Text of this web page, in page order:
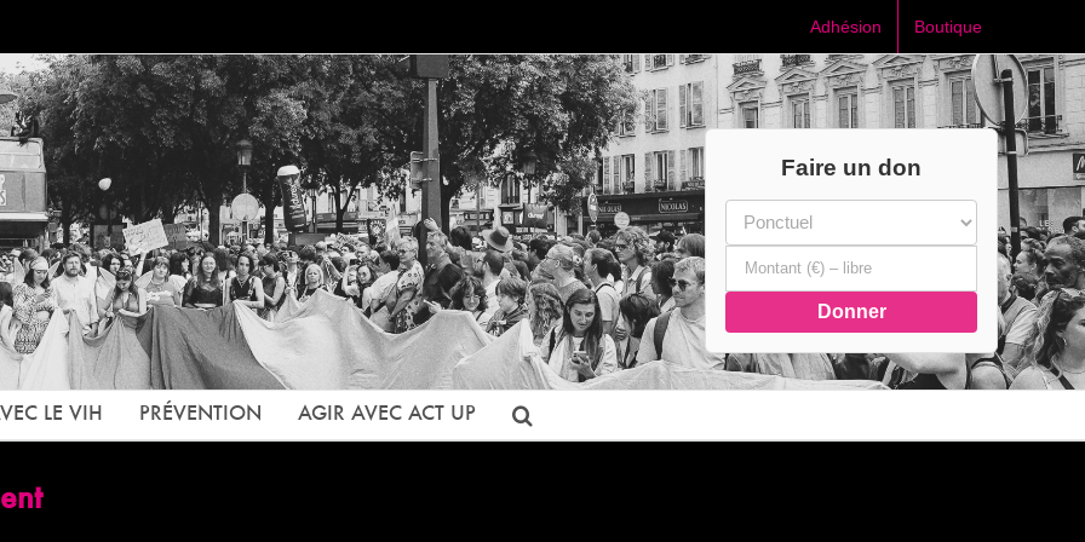
Adhésion Boutique
Faire un don
Donner
LE VIH PRÉVENTION AGIR AVEC ACT UP